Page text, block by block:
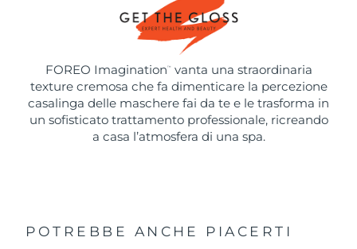
FOREO Imagination ™
vanta una straordinaria
texture cremosa che fa dimenticare la percezione
casalinga delle maschere fai da te e le trasforma in
un sofisticato trattamento professionale, ricreando
a casa l’atmosfera di una spa.
POTREBBE ANCHE PIACERTI